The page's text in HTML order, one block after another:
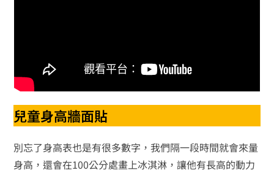
兒童身高牆面貼
別忘了身高表也是有很多數字，我們隔一段時間就會來量
身高，還會在100公分處畫上冰淇淋，讓他有長高的動力